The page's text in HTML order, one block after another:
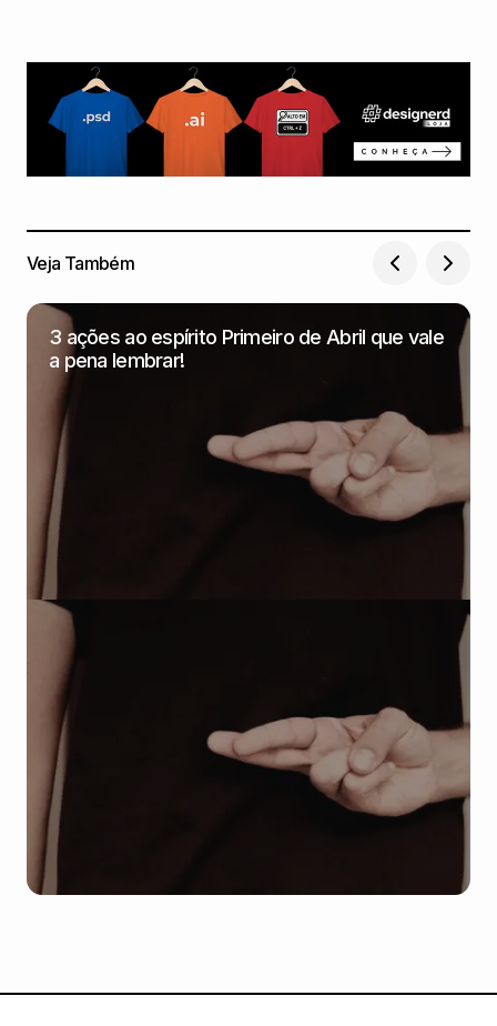
Veja Também
3 ações ao espírito Primeiro de Abril que vale
a pena lembrar!